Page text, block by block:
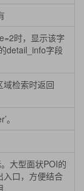
时，显示该字
detail_info字段
域检索时返回
。
大型面状POI的
入口，方便结合